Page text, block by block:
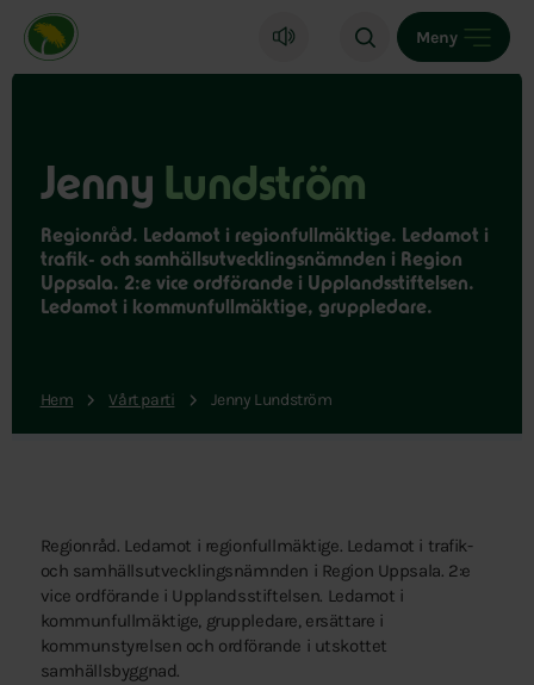
Miljöpartiet de gröna, startsida
Meny
Jenny Lundström
Regionråd. Ledamot i regionfullmäktige. Ledamot i
trafik- och samhällsutvecklingsnämnden i Region
Uppsala. 2:e vice ordförande i Upplandsstiftelsen.
Ledamot i kommunfullmäktige, gruppledare.
Hem Vårt parti Jenny Lundström
Regionråd. Ledamot i regionfullmäktige. Ledamot i trafik-
och samhällsutvecklingsnämnden i Region Uppsala. 2:e
vice ordförande i Upplandsstiftelsen. Ledamot i
kommunfullmäktige, gruppledare, ersättare i
kommunstyrelsen och ordförande i utskottet
samhällsbyggnad.